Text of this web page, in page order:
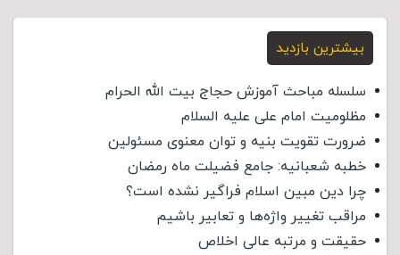
بیشترین بازدید
سلسله مباحث آموزش حجاج بیت الله الحرام
مظلومیت امام علی علیه السلام
ضرورت تقویت بنیه و توان معنوی مسئولین
خطبه شعبانیه: جامع فضیلت ماه رمضان
چرا دین مبین اسلام فراگیر نشده است؟
مراقب تغییر واژه‌ها و تعابیر باشیم
حقیقت و مرتبه عالی اخلاص